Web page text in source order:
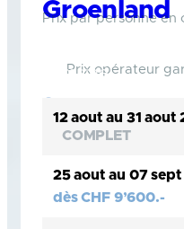
Groenland
humaine
Prix par personne en
Prix opérateur
12 aout au 31 aout
COMPLET
25 aout au 07
dès CHF 9’600.-